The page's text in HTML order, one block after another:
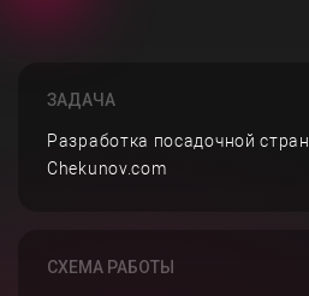
ЗАДАЧА
Разработка посадочной
Chekunov.com
СХЕМА РАБОТЫ